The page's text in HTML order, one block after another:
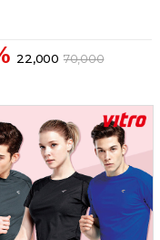
22,000 70,000